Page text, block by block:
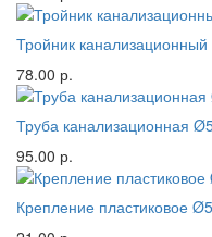
Тройник
78.00 р.
Труба канализационная
95.00 р.
Крепление пластиковое